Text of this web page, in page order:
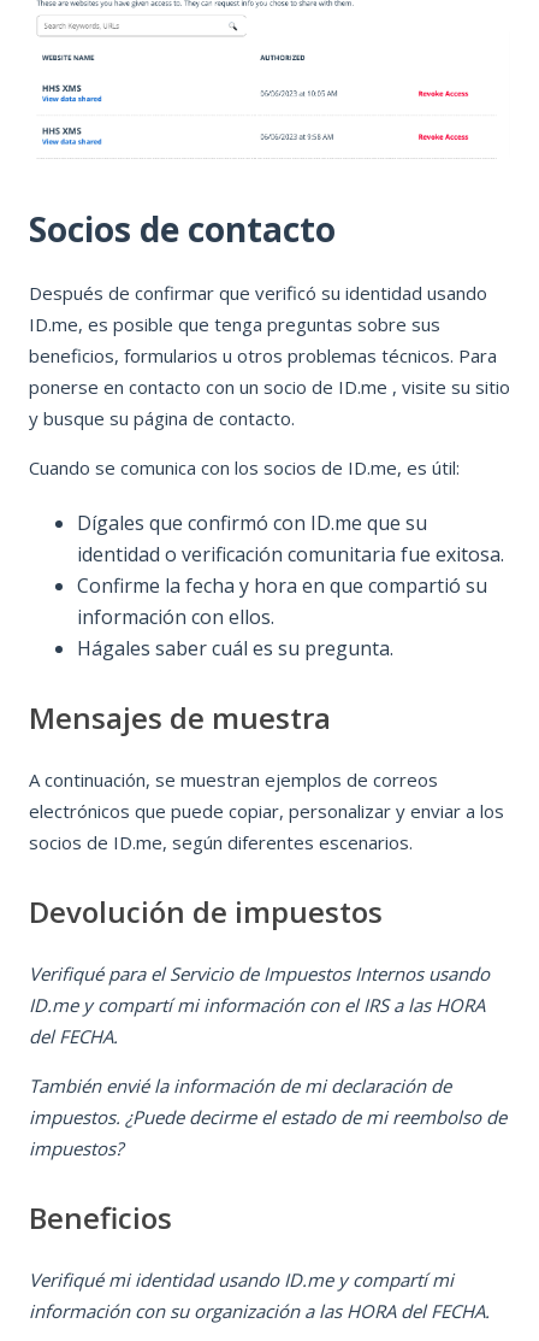
socio para obtener
Socios de contacto
Después de confirmar que verificó su identidad usando
ID.me, es posible que tenga preguntas sobre sus
beneficios, formularios u otros problemas técnicos. Para
ponerse en contacto con un socio de ID.me , visite su sitio
y busque su página de contacto.
Cuando se comunica con los socios de ID.me, es útil:
Dígales que confirmó con ID.me que su
identidad o verificación comunitaria fue exitosa.
Confirme la fecha y hora en que compartió su
información con ellos.
Hágales saber cuál es su pregunta.
Mensajes de muestra
A continuación, se muestran ejemplos de correos
electrónicos que puede copiar, personalizar y enviar a los
socios de ID.me, según diferentes escenarios.
Devolución de impuestos
Verifiqué para el Servicio de Impuestos Internos usando
ID.me y compartí mi información con el IRS a las HORA
del FECHA.
También envié la información de mi declaración de
impuestos. ¿Puede decirme el estado de mi reembolso de
impuestos?
Beneficios
Verifiqué mi identidad usando ID.me y compartí mi
información con su organización a las HORA del FECHA.